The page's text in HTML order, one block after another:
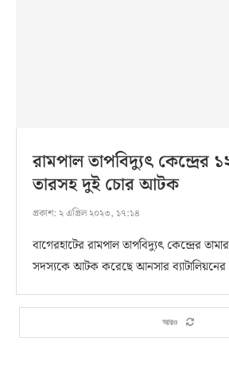
রামপাল তাপবিদ্যুৎ কেন্দ্রের
তারসহ দুই চোর আটক
প্রকাশ: ২ এপ্রিল ২০২৩, ১৭:১৪
বাগেরহাটের রামপাল তাপবিদ্যুৎ কেন্দ্রের
সদস্যকে আটক করেছে আনসার
আরও